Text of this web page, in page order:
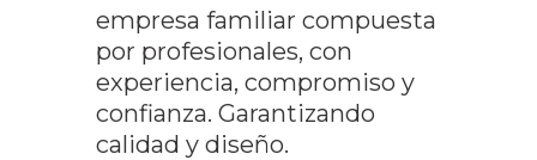
empresa familiar compuesta
por profesionales, con
experiencia, compromiso y
confianza. Garantizando
calidad y diseño.